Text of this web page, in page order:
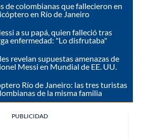
de colombianas que fallecieron en
en Río de Janeiro
a su papá, quien falleció tras
enfermedad: "Lo disfrutaba"
revelan supuestas amenazas de
Messi en Mundial de EE. UU.
Río de Janeiro: las tres turistas
de la misma familia
PUBLICIDAD